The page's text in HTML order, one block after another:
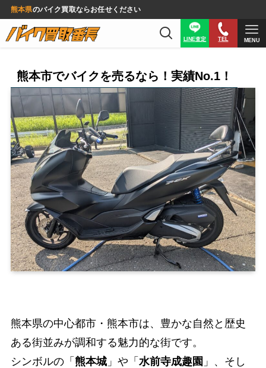
熊本県のバイク買取ならお任せください
LINE査定 TEL MENU
熊本市でバイクを売るなら！実績No.1！
熊本県の中心都市・熊本市は、豊かな自然と歴史
ある街並みが調和する魅力的な街です。
シンボルの「 熊本城」や「 水前寺成趣園 」、そし